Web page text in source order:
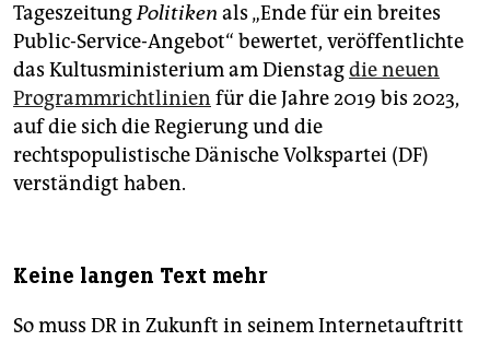
TageszeitungPolitiken als „Ende für ein breites
Public-Service-Angebot“ bewertet, veröffentlichte
das Kultusministerium am Dienstagdie neuen
Programmrichtlinien für die Jahre 2019 bis 2023,
auf die sich die Regierung und die
rechtspopulistische Dänische Volkspartei (DF)
verständigt haben.
Keine langen Text mehr
So muss DR in Zukunft in seinem Internetauftritt